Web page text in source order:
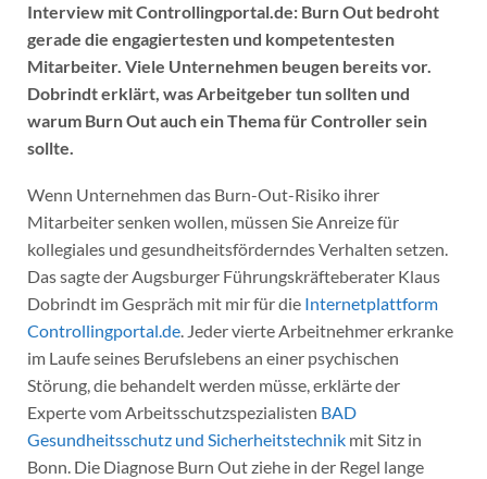
Interview mit Controllingportal.de: Burn Out bedroht
gerade die engagiertesten und kompetentesten
Mitarbeiter. Viele Unternehmen beugen bereits vor.
Dobrindt erklärt, was Arbeitgeber tun sollten und
warum Burn Out auch ein Thema für Controller sein
sollte.
Wenn Unternehmen das Burn-Out-Risiko ihrer
Mitarbeiter senken wollen, müssen Sie Anreize für
kollegiales und gesundheitsförderndes Verhalten setzen.
Das sagte der Augsburger Führungskräfteberater Klaus
Dobrindt im Gespräch mit mir für die Internetplattform
Controllingportal.de. Jeder vierte Arbeitnehmer erkranke
im Laufe seines Berufslebens an einer psychischen
Störung, die behandelt werden müsse, erklärte der
Experte vom Arbeitsschutzspezialisten BAD
Gesundheitsschutz und Sicherheitstechnikmit Sitz in
Bonn. Die Diagnose Burn Out ziehe in der Regel lange